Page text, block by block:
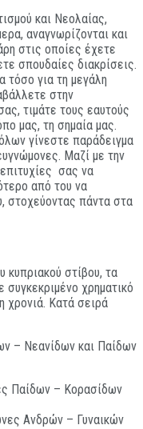
και Νεολαίας,
αναγνωρίζονται και
στις οποίες έχετε
σπουδαίες διακρίσεις.
τόσο για τη μεγάλη
στην
τιμάτε τους εαυτούς
μας, τη σημαία μας.
γίνεστε παράδειγμα
Μαζί με την
σας να
από του να
στοχεύοντας πάντα στα
κυπριακού στίβου, τα
χρηματικό
χρονιά. Κατά σειρά
– Νεανίδων και Παίδων
Παίδων – Κορασίδων
Ανδρών – Γυναικών